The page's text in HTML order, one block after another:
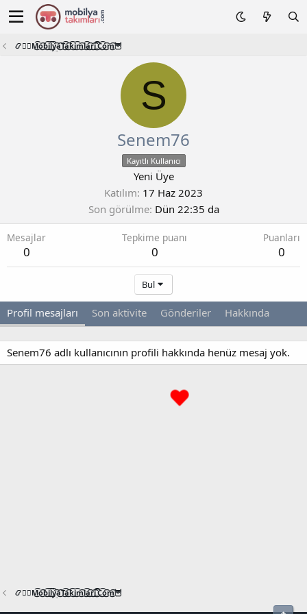
📿🧙‍♂️M͜͡o͜͡b͜͡i͜͡l͜͡y͜͡a͜͡T͜͡a͜͡k͜͡i͜͡m͜͡l͜͡a͜͡r͜͡i͜͡.͜͡C͜͡o͜͡m͜͡🦉
S
Senem76
Kayıtlı Kullanıcı
Yeni Üye
Katılım 17 Haz 2023
Son görülme Dün 22:35 da
Mesajlar
0
Tepkime puanı
0
Puanları
0
Bul
Profil mesajları Son aktivite Gönderiler Hakkında
Senem76 adlı kullanıcının profili hakkında henüz mesaj yok.
📿🧙‍♂️M͜͡o͜͡b͜͡i͜͡l͜͡y͜͡a͜͡T͜͡a͜͡k͜͡i͜͡m͜͡l͜͡a͜͡r͜͡i͜͡.͜͡C͜͡o͜͡m͜͡🦉